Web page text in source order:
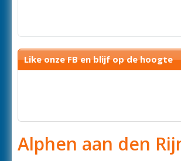
Like onze FB en blijf op de hoogte
Alphen aan den